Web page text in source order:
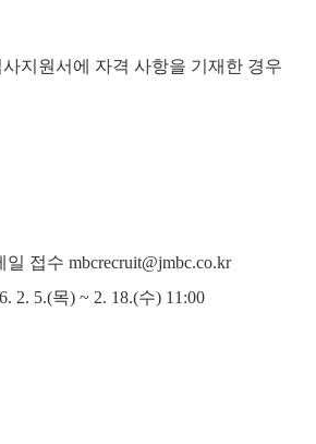
사지원서에 자격 사항을 기재한 경우
접수 mbcrecruit@jmbc.co.kr
5.(목) ~ 2. 18.(수) 11:00